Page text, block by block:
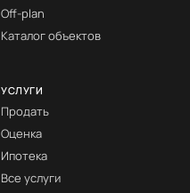
Off-plan
Каталог объектов
УСЛУГИ
Продать
Оценка
Ипотека
Все услуги